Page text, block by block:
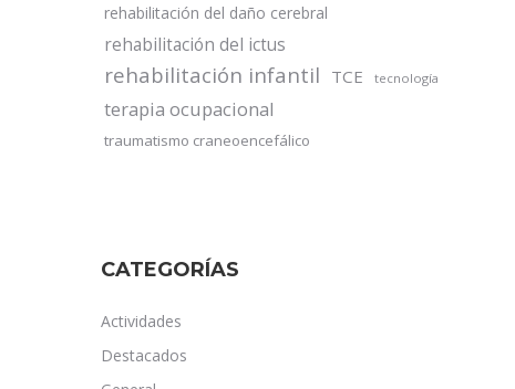
rehabilitación del daño cerebral
rehabilitación del ictus
rehabilitación infantil TCE tecnología
terapia ocupacional
traumatismo craneoencefálico
CATEGORÍAS
Actividades
Destacados